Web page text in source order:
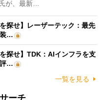
が、最新…
探せ】レーザーテック：最先
装…
探せ】TDK：AIインフラを支
評…
一覧を見る